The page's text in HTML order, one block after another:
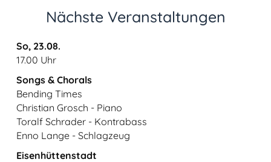
Nächste Veranstaltungen
So, 23.08.
17.00 Uhr
Songs & Chorals
Bending Times
Christian Grosch - Piano
Toralf Schrader - Kontrabass
Enno Lange - Schlagzeug
Eisenhüttenstadt